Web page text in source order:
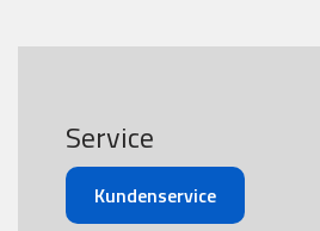
Service
Kundenservice